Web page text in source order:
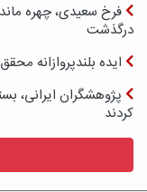
فرخ سعیدی، چهره
درگذشت
ایده بلندپروازانه
پژوهشگران ایرانی،
کردند